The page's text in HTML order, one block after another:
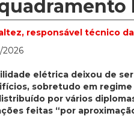
responsável técnico
2026
elétrica deixou de
sobretudo em
por vários
feitas “por